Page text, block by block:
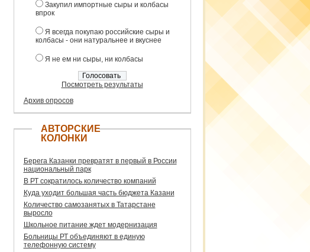
Закупил импортные сыры и колбасы
впрок
Я всегда покупаю российские сыры и
колбасы - они натуральнее и вкуснее
Я не ем ни сыры, ни колбасы
Посмотреть результаты
Архив опросов
АВТОРСКИЕ
КОЛОНКИ
Берега Казанки превратят в первый в России
национальный парк
В РТ сократилось количество компаний
Куда уходит большая часть бюджета Казани
Количество самозанятых в Татарстане
выросло
Школьное питание ждет модернизация
Больницы РТ объединяют в единую
телефонную систему